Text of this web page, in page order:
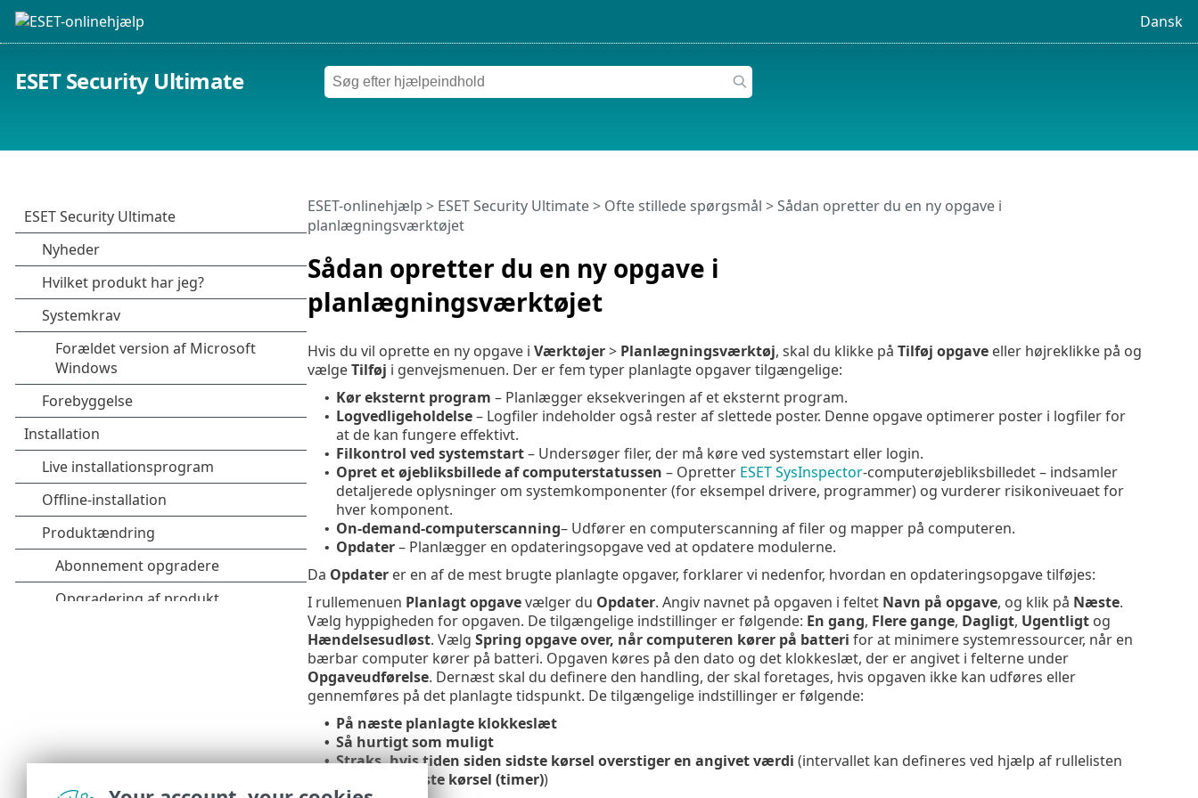
Dansk
ESET Security Ultimate
Sådan opretter du en ny opgave i
planlægningsværktøjet
ESET-onlinehjælp > ESET Security Ultimate> Ofte stillede spørgsmål > Sådan opretter du en ny opgave i
planlægningsværktøjet
Hvis du vil oprette en ny opgave i Værktøjer> Planlægningsværktøj, skal du klikke på Tilføj opgaveeller højreklikke på og
vælgeTilføj i genvejsmenuen. Der er fem typer planlagte opgaver tilgængelige:
• Kør eksternt program – Planlægger eksekveringen af et eksternt program.
• Logvedligeholdelse– Logfiler indeholder også rester af slettede poster. Denne opgave optimerer poster i logfiler for
at de kan fungere effektivt.
• Filkontrol ved systemstart– Undersøger filer, der må køre ved systemstart eller login.
• Opret et øjebliksbillede af computerstatussen – Opretter ESET SysInspector-computerøjebliksbilledet – indsamler
detaljerede oplysninger om systemkomponenter (for eksempel drivere, programmer) og vurderer risikoniveuaet for
hver komponent.
• On-demand-computerscanning– Udfører en computerscanning af filer og mapper på computeren.
• Opdater– Planlægger en opdateringsopgave ved at opdatere modulerne.
Da Opdaterer en af de mest brugte planlagte opgaver, forklarer vi nedenfor, hvordan en opdateringsopgave tilføjes:
I rullemenuen Planlagt opgavevælger du Opdater. Angiv navnet på opgaven i feltet Navn på opgave, og klik på Næste.
Vælg hyppigheden for opgaven. De tilgængelige indstillinger er følgende: En gang, Flere gange, Dagligt, Ugentligtog
Hændelsesudløst. Vælg Spring opgave over, når computeren kører på batteri for at minimere systemressourcer, når en
bærbar computer kører på batteri. Opgaven køres på den dato og det klokkeslæt, der er angivet i felterne under
Opgaveudførelse. Dernæst skal du definere den handling, der skal foretages, hvis opgaven ikke kan udføres eller
gennemføres på det planlagte tidspunkt. De tilgængelige indstillinger er følgende:
• På næste planlagte klokkeslæt
• Så hurtigt som muligt
• Straks, hvis tiden siden sidste kørsel overstiger en angivet værdi (intervallet kan defineres ved hjælp af rullelisten
Tid siden sidste kørsel (timer))